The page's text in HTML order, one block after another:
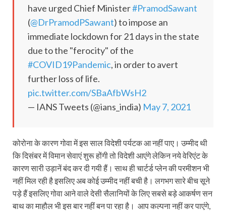
have urged Chief Minister#PramodSawant
(@DrPramodPSawant) to impose an
immediate lockdown for 21 days in the state
due to the "ferocity" of the
#COVID19Pandemic, in order to avert
further loss of life.
pic.twitter.com/SBaAfbWsH2
— IANS Tweets (@ians_india) May 7, 2021
कोरोना के कारण गोवा में इस साल विदेशी पर्यटक आ नहीं पाए। उम्मीद थी
कि दिसंबर में विमान सेवाएं शुरू होंगी तो विदेशी आएंगे लेकिन नये वेरिएंट के
कारण सारी उड़ानें बंद कर दी गयी हैं। साथ ही चार्टर्ड प्लेन की परमीशन भी
नहीं मिल रही है इसलिए अब कोई उम्मीद नहीं बची है। लगभग सारे बीच सूने
पड़े हैं इसलिए गोवा आने वाले देसी सैलानियों के लिए सबसे बड़े आकर्षण सन
बाथ का माहौल भी इस बार नहीं बन पा रहा है। आप कल्पना नहीं कर पाएंगे,